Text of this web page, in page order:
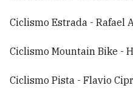
Ciclismo Estrada - Rafael
Ciclismo Mountain Bike -
Ciclismo Pista - Flavio